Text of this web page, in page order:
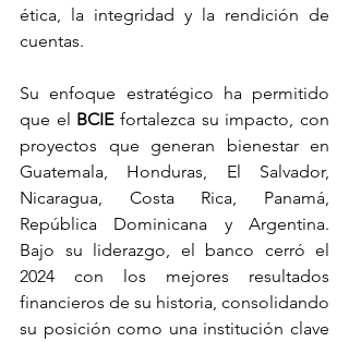
ética, la integridad y la rendición de
cuentas.
Su enfoque estratégico ha permitido
que el BCIE fortalezca su impacto, con
proyectos que generan bienestar en
Guatemala, Honduras, El Salvador,
Nicaragua, Costa Rica, Panamá,
República Dominicana y Argentina.
Bajo su liderazgo, el banco cerró el
2024 con los mejores resultados
financieros de su historia, consolidando
su posición como una institución clave